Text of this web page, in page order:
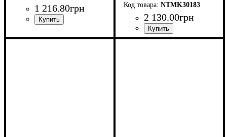
1 216.80грн
70 °С
NTMK30183
2 130.00грн